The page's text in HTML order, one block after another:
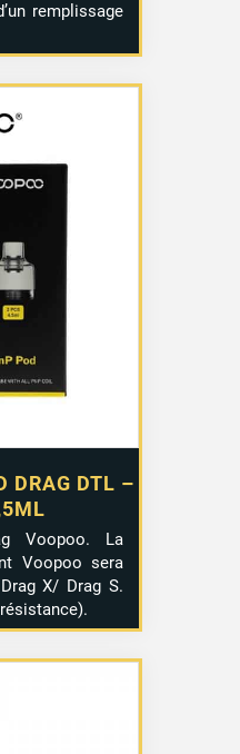
remplissage
DRAG DTL –
Voopoo. La
Voopoo sera
X/ Drag S.